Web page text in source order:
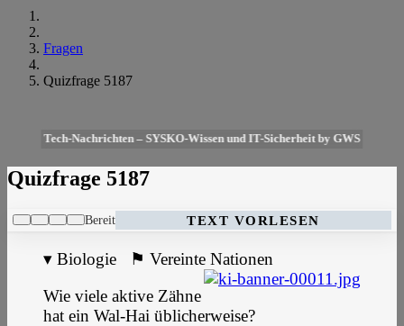
Fragen
Quizfrage 5187
Tech-Nachrichten – SYSKO-Wissen und IT-Sicherheit by GWS
Quizfrage 5187
Bereit TEXT VORLESEN
▾ Biologie ⚑ Vereinte Nationen
Wie viele aktive Zähne
hat ein Wal-Hai üblicherweise?